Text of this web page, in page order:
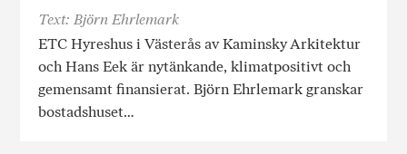
Text: Björn Ehrlemark
ETC Hyreshus i Västerås av Kaminsky Arkitektur
och Hans Eek är nytänkande, klimatpositivt och
gemensamt finansierat. Björn Ehrlemark granskar
bostadshuset…